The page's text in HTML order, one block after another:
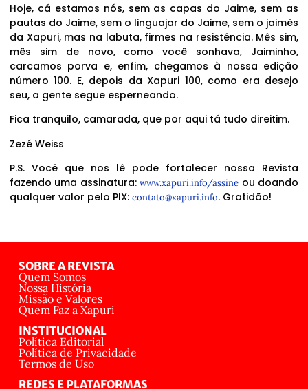
Hoje, cá estamos nós, sem as capas do Jaime, sem as
pautas do Jaime, sem o linguajar do Jaime, sem o jaimês
da Xapuri, mas na labuta, firmes na resistência. Mês sim,
mês sim de novo, como você sonhava, Jaiminho,
carcamos porva e, enfim, chegamos à nossa edição
número 100. E, depois da Xapuri 100, como era desejo
seu, a gente segue esperneando.
Fica tranquilo, camarada, que por aqui tá tudo direitim.
Zezé Weiss
P.S. Você que nos lê pode fortalecer nossa Revista
fazendo uma assinatura:www.xapuri.info/assine ou doando
qualquer valor pelo PIX: contato@xapuri.info. Gratidão!
SOBRE A REVISTA
Quem Somos
Nossa História
Missão e Valores
Quem Faz a Xapuri
INSTITUCIONAL
Política Editorial
Política de Privacidade
Termos de Uso
REDES E PLATAFORMAS